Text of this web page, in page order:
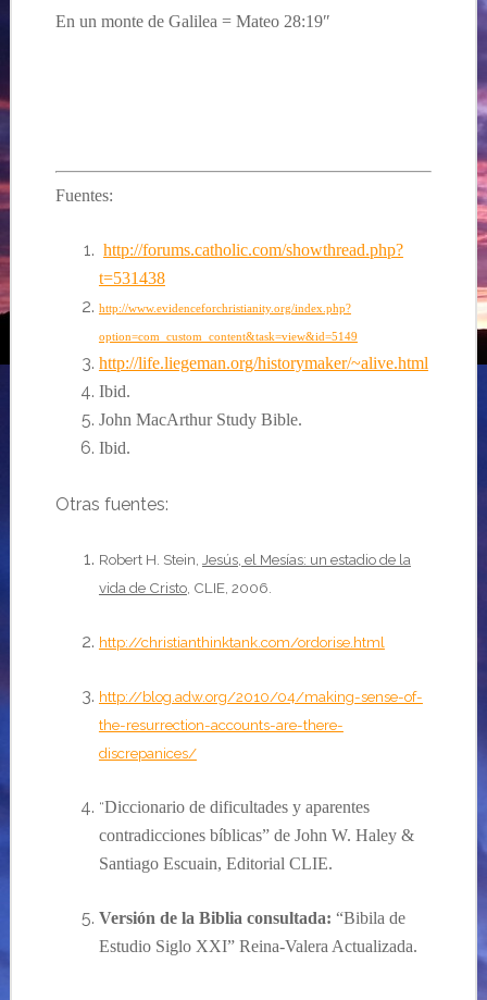
En un monte de Galilea = Mateo 28:19″
Fuentes:
http://forums.catholic.com/showthread.php?
t=531438
http://www.evidenceforchristianity.org/index.php?
option=com_custom_content&task=view&id=5149
http://life.liegeman.org/historymaker/~alive.html
Ibid.
John MacArthur Study Bible.
Ibid.
Otras fuentes:
Robert H. Stein, Jesús, el Mesías: un estadio de la
vida de Cristo, CLIE, 2006.
http://christianthinktank.com/ordorise.html
http://blog.adw.org/2010/04/making-sense-of-
the-resurrection-accounts-are-there-
discrepanices/
“Diccionario de dificultades y aparentes
contradicciones bíblicas” de John W. Haley &
Santiago Escuain, Editorial CLIE.
Versión de la Biblia consultada: “Bibila de
Estudio Siglo XXI” Reina-Valera Actualizada.